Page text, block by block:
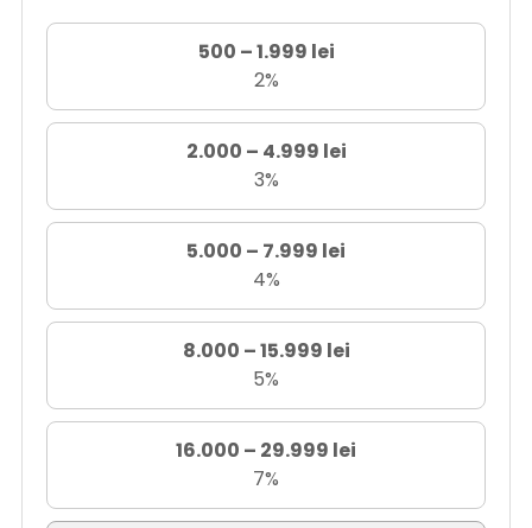
500 – 1.999 lei
2%
2.000 – 4.999 lei
3%
5.000 – 7.999 lei
4%
8.000 – 15.999 lei
5%
16.000 – 29.999 lei
7%